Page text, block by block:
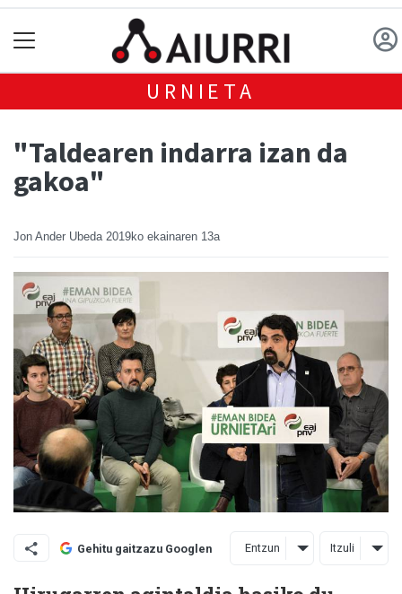
URNIETA
"Taldearen indarra izan da
gakoa"
Jon Ander Ubeda 2019ko ekainaren 13a
Gehitu gaitzazu Googlen Entzun Itzuli